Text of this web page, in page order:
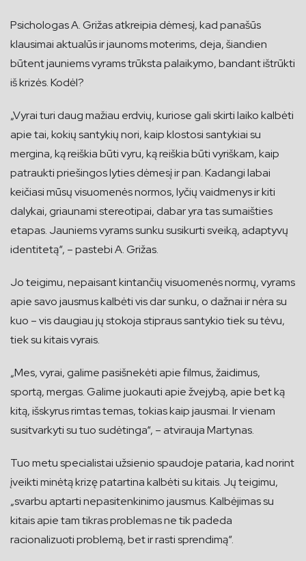
Psichologas A. Grižas atkreipia dėmesį, kad panašūs
klausimai aktualūs ir jaunoms moterims, deja, šiandien
būtent jauniems vyrams trūksta palaikymo, bandant ištrūkti
iš krizės. Kodėl?
„Vyrai turi daug mažiau erdvių, kuriose gali skirti laiko kalbėti
apie tai, kokių santykių nori, kaip klostosi santykiai su
mergina, ką reiškia būti vyru, ką reiškia būti vyriškam, kaip
patraukti priešingos lyties dėmesį ir pan. Kadangi labai
keičiasi mūsų visuomenės normos, lyčių vaidmenys ir kiti
dalykai, griaunami stereotipai, dabar yra tas sumaišties
etapas. Jauniems vyrams sunku susikurti sveiką, adaptyvų
identitetą“, – pastebi A. Grižas.
Jo teigimu, nepaisant kintančių visuomenės normų, vyrams
apie savo jausmus kalbėti vis dar sunku, o dažnai ir nėra su
kuo – vis daugiau jų stokoja stipraus santykio tiek su tėvu,
tiek su kitais vyrais.
„Mes, vyrai, galime pasišnekėti apie filmus, žaidimus,
sportą, mergas. Galime juokauti apie žvejybą, apie bet ką
kitą, išskyrus rimtas temas, tokias kaip jausmai. Ir vienam
susitvarkyti su tuo sudėtinga“, – atvirauja Martynas.
Tuo metu specialistai užsienio spaudoje pataria, kad norint
įveikti minėtą krizę patartina kalbėti su kitais. Jų teigimu,
„svarbu aptarti nepasitenkinimo jausmus. Kalbėjimas su
kitais apie tam tikras problemas ne tik padeda
racionalizuoti problemą, bet ir rasti sprendimą“.